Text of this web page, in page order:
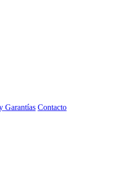
Garantías Contacto